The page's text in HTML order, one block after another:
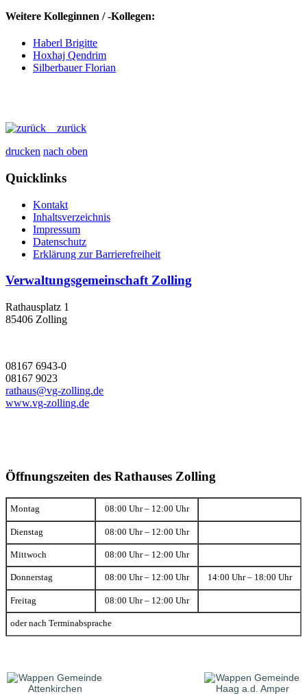
Weitere Kolleginnen / -Kollegen:
Haberl Brigitte
Hoxhaj Qendrim
Silberbauer Florian
zurück
drucken nach oben
Quicklinks
Kontakt
Inhaltsverzeichnis
Impressum
Datenschutz
Erklärung zur Barrierefreiheit
Verwaltungsgemeinschaft Zolling
Rathausplatz 1
85406 Zolling
08167 6943-0
08167 9023
rathaus@vg-zolling.de
www.vg-zolling.de
Öffnungszeiten des Rathauses Zolling
Montag 08:00 Uhr – 12:00 Uhr
Dienstag 08:00 Uhr – 12:00 Uhr
Mittwoch 08:00 Uhr – 12:00 Uhr
Donnerstag 08:00 Uhr – 12:00 Uhr 14:00 Uhr – 18:00 Uhr
Freitag 08:00 Uhr – 12:00 Uhr
oder nach Terminabsprache